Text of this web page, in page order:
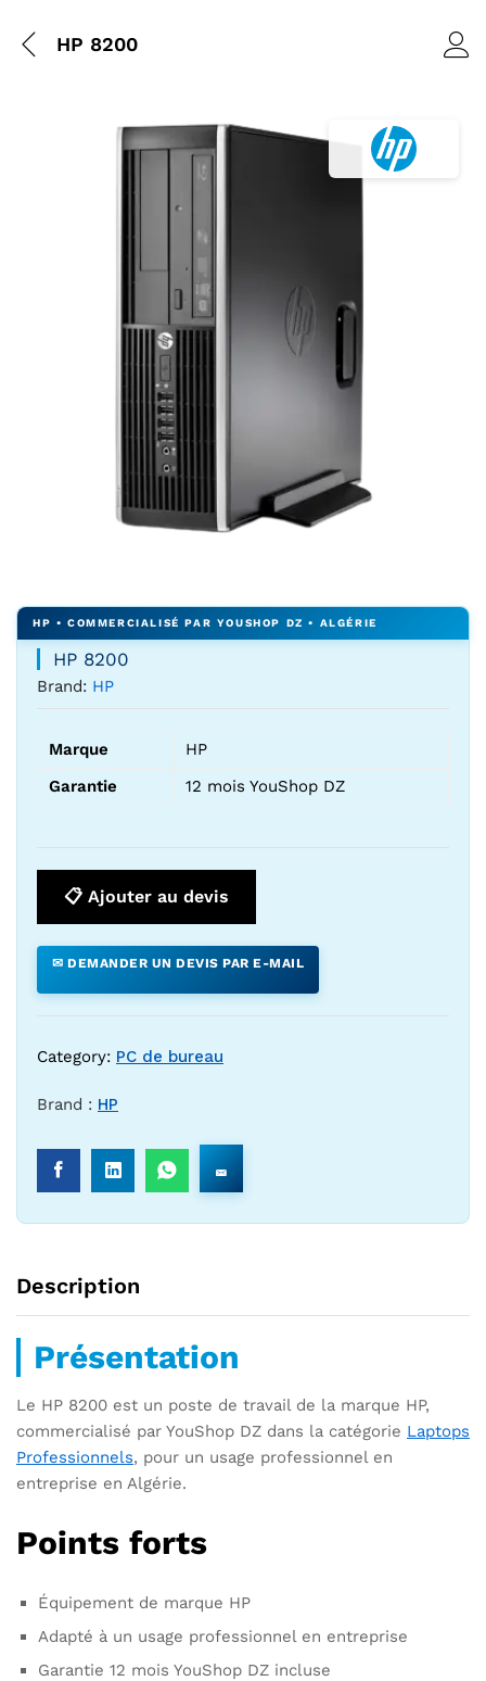
HP 8200
HP 8200
Brand: HP
Marque
HP
Garantie
12 mois YouShop DZ
📋 Ajouter au devis
✉ DEMANDER UN DEVIS PAR E-MAIL
Category: PC de bureau
Brand : HP
Description
Présentation
Le HP 8200 est un poste de travail de la marque HP,
commercialisé par YouShop DZ dans la catégorie Laptops
Professionnels, pour un usage professionnel en
entreprise en Algérie.
Points forts
Équipement de marque HP
Adapté à un usage professionnel en entreprise
Garantie 12 mois YouShop DZ incluse